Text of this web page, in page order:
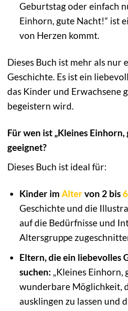
Geburtstag oder einfach
Einhorn, gute Nacht!“ ist
von Herzen kommt.
Dieses Buch ist mehr als nur
Geschichte. Es ist ein
das Kinder und Erwachsene
begeistern wird.
Für wen ist „Kleines Einhorn,
geeignet?
Dieses Buch ist ideal für:
Kinder im Altervon 2 bis6
Geschichte und die
auf die Bedürfnisse und
Altersgruppe
Eltern, die ein liebevolles
suchen: „Kleines Einhorn,
wunderbare Möglichkeit,
ausklingen zu lassen und